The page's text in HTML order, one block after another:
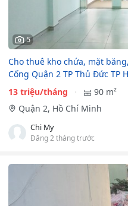
5
Cho thuê kho chứa, mặt
Cống Quận 2 TP Thủ Đức TP
13 triệu/tháng
90 m²
Quận 2, Hồ Chí Minh
Chi My
Đăng 2 tháng trước